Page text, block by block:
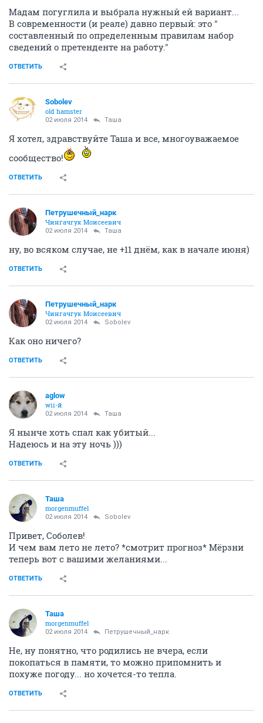
Мадам погуглила и выбрала нужный ей вариант...
В современности (и реале) давно первый: это "
составленный по определенным правилам набор
сведений о претенденте на работу."
ОТВЕТИТЬ
Sobolev
old hamster
02 июля 2014 Таша
Я хотел, здравствуйте Таша и все, многоуважаемое
сообщество!
ОТВЕТИТЬ
Петрушечный_нарк
Чингачгук Моисеевич
02 июля 2014 Таша
ну, во всяком случае, не +11 днём, как в начале июня)
ОТВЕТИТЬ
Петрушечный_нарк
Чингачгук Моисеевич
02 июля 2014 Sobolev
Как оно ничего?
ОТВЕТИТЬ
aglow
wii-й
02 июля 2014 Таша
Я нынче хоть спал как убитый...
Надеюсь и на эту ночь )))
ОТВЕТИТЬ
Таша
morgenmuffel
02 июля 2014 Sobolev
Привет, Соболев!
И чем вам лето не лето? *смотрит прогноз* Мёрзни
теперь вот с вашими желаниями...
ОТВЕТИТЬ
Таша
morgenmuffel
02 июля 2014 Петрушечный_нарк
Не, ну понятно, что родились не вчера, если
покопаться в памяти, то можно припомнить и
похуже погоду... но хочется-то тепла.
ОТВЕТИТЬ